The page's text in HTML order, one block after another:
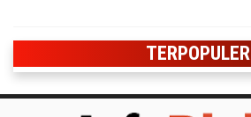
TERPOPULER